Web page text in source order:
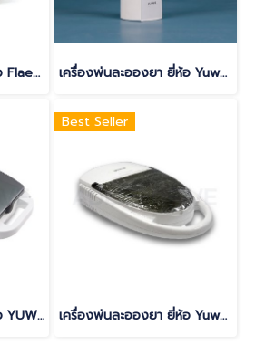
เครื่องพ่นละอองยา ยี่ห้อ Flaem รุ่น Aero Flaem เครื่องพ่นละอองยา ยี่ห้อ Yuwell รุ่น M103
เครื่องพ่นละอองยา ยี่ห้อ YUWELL รุ่น 403AI
Best Seller
เครื่องพ่นละอองยา ยี่ห้อ Yuwell รุ่น 403H